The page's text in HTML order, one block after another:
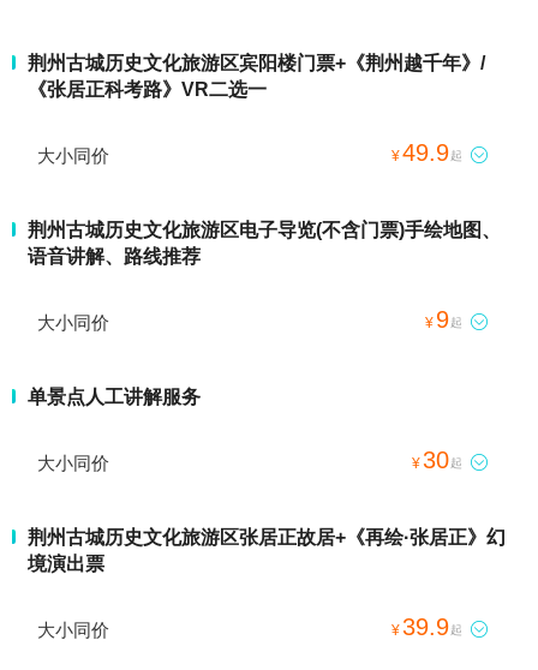
荆州古城历史文化旅游区宾阳楼门票+《荆州越千年》/
《张居正科考路》VR二选一
大小同价 ¥49.9起 
荆州古城历史文化旅游区电子导览(不含门票)手绘地图、
语音讲解、路线推荐
大小同价 ¥ 9起 
单景点人工讲解服务
大小同价 ¥30起 
荆州古城历史文化旅游区张居正故居+《再绘·张居正》幻
境演出票
大小同价 ¥39.9起 